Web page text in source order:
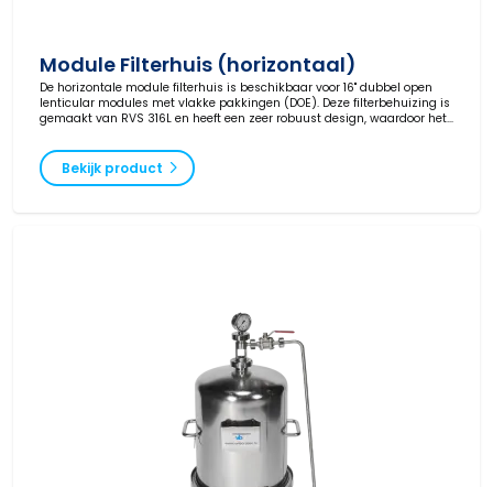
Module Filterhuis (horizontaal)
De horizontale module filterhuis is beschikbaar voor 16" dubbel open
lenticular modules met vlakke pakkingen (DOE). Deze filterbehuizing is
gemaakt van RVS 316L en heeft een zeer robuust design, waardoor het
dieptefiltratie mogelijk in een gesloten systeem.
Bekijk product